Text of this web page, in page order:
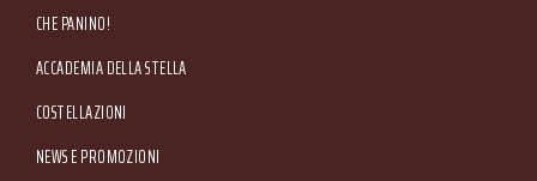
CHE PANINO!
ACCADEMIA DELLA STELLA
COSTELLAZIONI
NEWS E PROMOZIONI